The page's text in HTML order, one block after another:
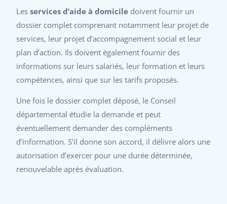
Lesservices d’aide à domicile doivent fournir un
dossier complet comprenant notamment leur projet de
services, leur projet d’accompagnement social et leur
plan d’action. Ils doivent également fournir des
informations sur leurs salariés, leur formation et leurs
compétences, ainsi que sur les tarifs proposés.
Une fois le dossier complet déposé, le Conseil
départemental étudie la demande et peut
éventuellement demander des compléments
d’information. S’il donne son accord, il délivre alors une
autorisation d’exercer pour une durée déterminée,
renouvelable après évaluation.